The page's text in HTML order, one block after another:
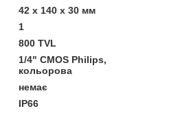
42 x 140 x 30 мм
1
800 TVL
1/4" CMOS Philips,
кольорова
немає
IP66